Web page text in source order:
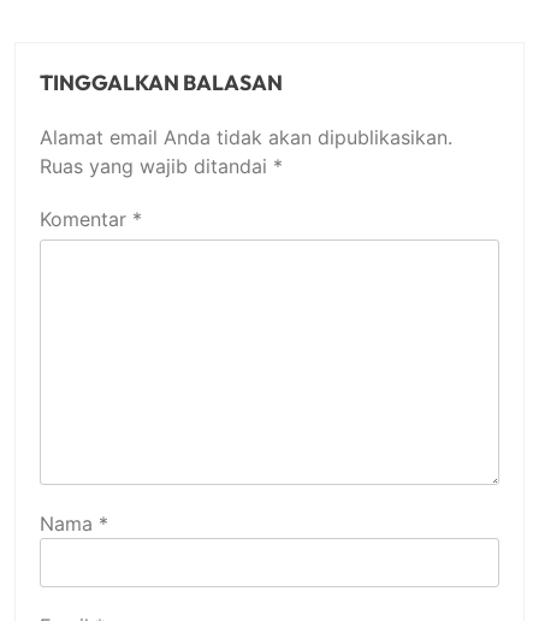
TINGGALKAN BALASAN
Alamat email Anda tidak akan dipublikasikan.
Ruas yang wajib ditandai *
Komentar *
Nama *